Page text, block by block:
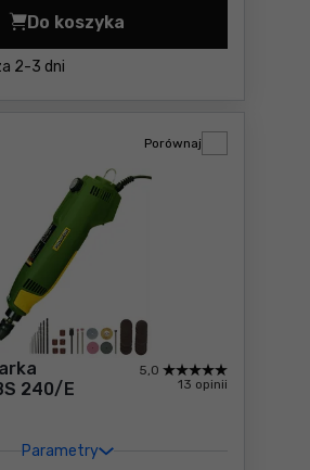
2-3 dni
Do koszyka
Suwmiarka MAUa 150/0.02
240/E
Parametry
5,0
13 opinii
Porównaj